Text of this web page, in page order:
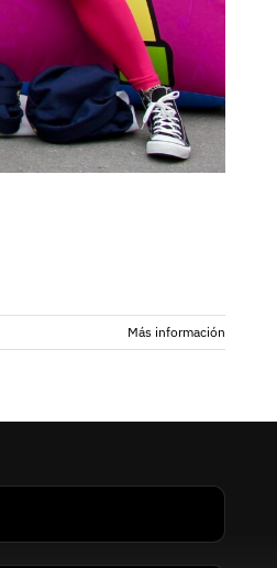
Más información